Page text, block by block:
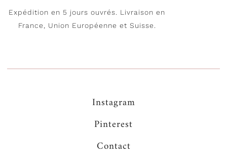
Expédition en 5 jours ouvrés. Livraison en
France, Union Européenne et Suisse.
Instagram
Pinterest
Contact